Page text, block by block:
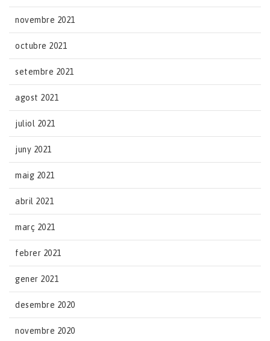
novembre 2021
octubre 2021
setembre 2021
agost 2021
juliol 2021
juny 2021
maig 2021
abril 2021
març 2021
febrer 2021
gener 2021
desembre 2020
novembre 2020